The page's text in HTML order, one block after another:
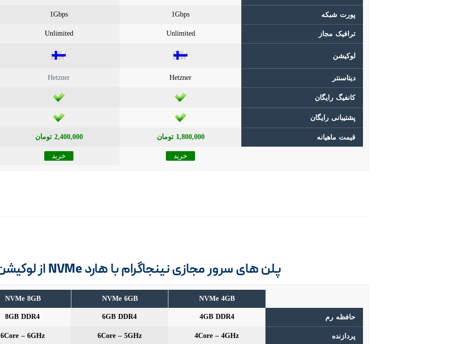
1Gbps 1Gbps پورت شبکه
Unlimited Unlimited ترافیک مجاز
لوکیشن
Hetzner Hetzner دیتاسنتر
کانفیگ رایگان
پشتیبانی رایگان
2,400,000 تومان 1,800,000 تومان قیمت ماهیانه
خرید خرید
پلن های سرور مجازی نینجاگرام با هارد NVMe از لوکیشن فرانسه
NVMe 8GB NVMe 6GB NVMe 4GB
8GB DDR4 6GB DDR4 4GB DDR4 حافظه رم
6Core – 6GHz 6Core – 5GHz 4Core – 4GHz پردازنده